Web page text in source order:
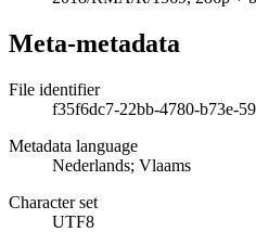
Meta-metadata
File identifier
f35f6dc7-22bb-4780-b73e-
Metadata language
Nederlands; Vlaams
Character set
UTF8